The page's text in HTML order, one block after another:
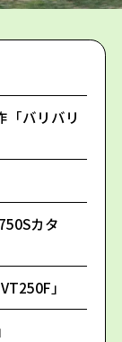
「バリバリ
カタ
」